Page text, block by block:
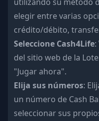
elegir entre varias
crédito/débito,
Seleccione Cash4Life:
del sitio web de la
"Jugar ahora".
Elija sus números:
un número de Cash
seleccionar sus